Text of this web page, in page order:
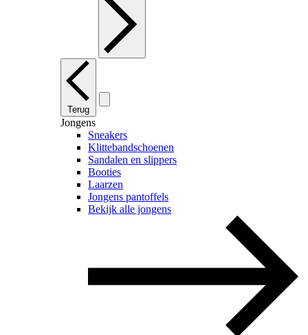
Terug
Jongens
Sneakers
Klittebandschoenen
Sandalen en slippers
Booties
Laarzen
Jongens pantoffels
Bekijk alle jongens